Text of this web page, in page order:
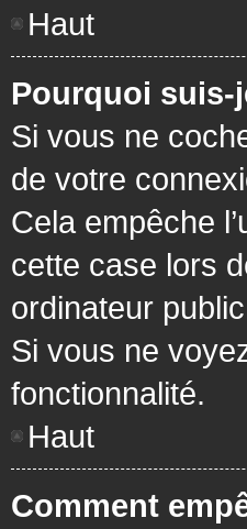
Haut
Pourquoi suis-
Si vous ne
de votre
Cela empêche
cette case lors
ordinateur
Si vous ne
fonctionnalité.
Haut
Comment